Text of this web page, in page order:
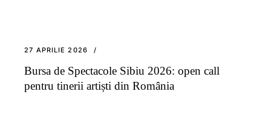
27 APRILIE 2026
Bursa de Spectacole Sibiu 2026: open call
pentru tinerii artiști din România